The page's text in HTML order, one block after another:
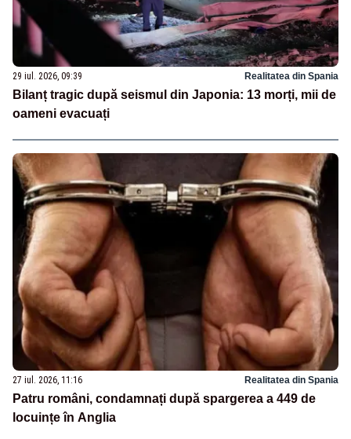
29 iul. 2026, 09:39 Realitatea din Spania
Bilanț tragic după seismul din Japonia: 13 morți, mii de
oameni evacuați
27 iul. 2026, 11:16 Realitatea din Spania
Patru români, condamnați după spargerea a 449 de
locuințe în Anglia